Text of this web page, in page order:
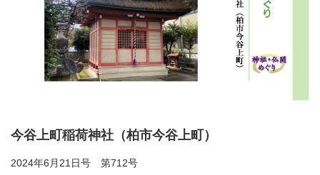
今谷上町稲荷神社（柏市今谷上町）
2024年6月21日号 第712号